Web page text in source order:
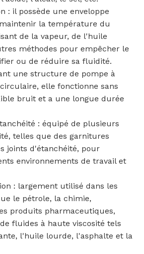
: il possède une enveloppe
la température du
de la vapeur, de l'huile
méthodes pour empêcher le
ou de réduire sa fluidité.
une structure de pompe à
elle fonctionne sans
bruit et a une longue durée
: équipé de plusieurs
telles que des garnitures
joints d'étanchéité, pour
environnements de travail et
: largement utilisé dans les
le pétrole, la chimie,
produits pharmaceutiques,
fluides à haute viscosité tels
l'huile lourde, l'asphalte et la